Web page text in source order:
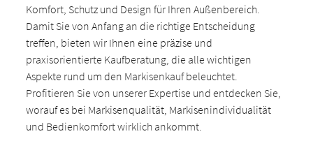
Komfort, Schutz und Design für Ihren Außenbereich.
Damit Sie von Anfang an die richtige Entscheidung
treffen, bieten wir Ihnen eine präzise und
praxisorientierte Kaufberatung, die alle wichtigen
Aspekte rund um den Markisenkauf beleuchtet.
Profitieren Sie von unserer Expertise und entdecken Sie,
worauf es bei Markisenqualität, Markisenindividualität
und Bedienkomfort wirklich ankommt.